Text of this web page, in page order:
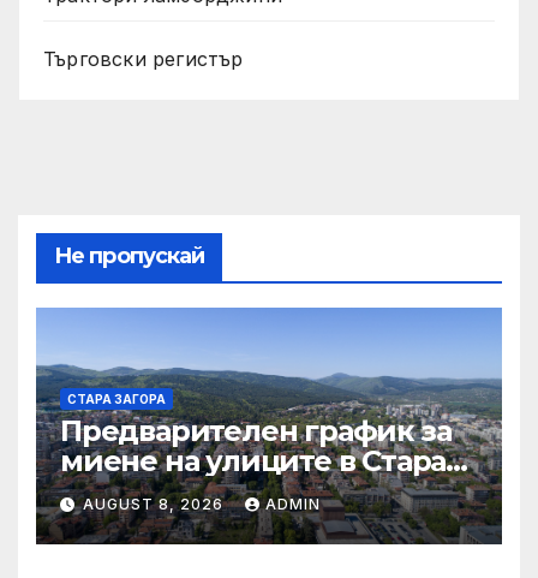
Търговски регистър
Не пропускай
СТАРА ЗАГОРА
Предварителен график за
миене на улиците в Стара
Загора за периода от
10.08.2026 до 14.08.2026 г.
AUGUST 8, 2026 ADMIN